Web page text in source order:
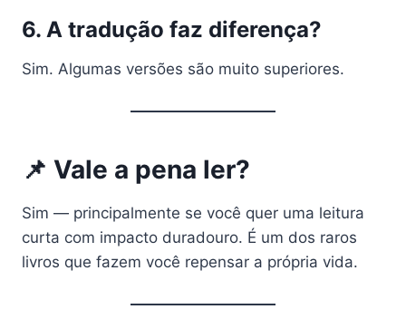
6. A tradução faz diferença?
Sim. Algumas versões são muito superiores.
📌 Vale a pena ler?
Sim — principalmente se você quer uma leitura
curta com impacto duradouro. É um dos raros
livros que fazem você repensar a própria vida.